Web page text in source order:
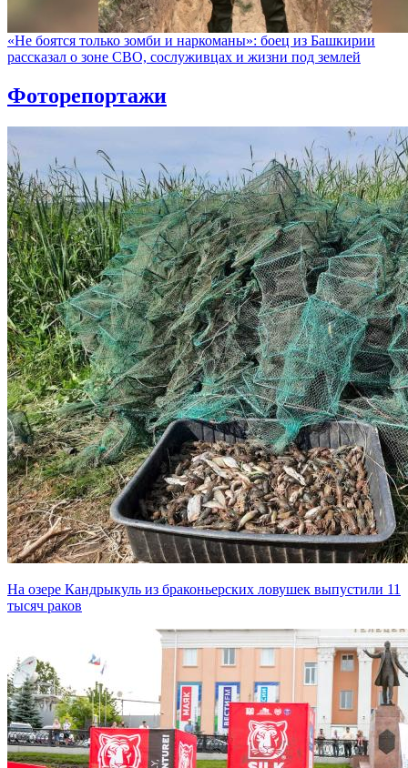
«Не боятся только зомби и наркоманы»: боец из Башкирии
рассказал о зоне СВО, сослуживцах и жизни под землей
Фоторепортажи
На озере Кандрыкуль из браконьерских ловушек выпустили 11
тысяч раков